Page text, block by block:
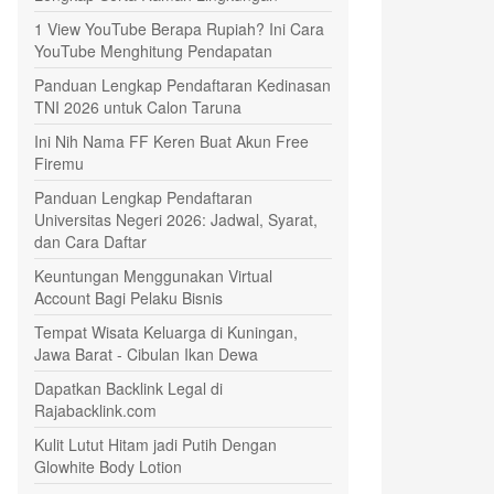
1 View YouTube Berapa Rupiah? Ini Cara
YouTube Menghitung Pendapatan
Panduan Lengkap Pendaftaran Kedinasan
TNI 2026 untuk Calon Taruna
Ini Nih Nama FF Keren Buat Akun Free
Firemu
Panduan Lengkap Pendaftaran
Universitas Negeri 2026: Jadwal, Syarat,
dan Cara Daftar
Keuntungan Menggunakan Virtual
Account Bagi Pelaku Bisnis
Tempat Wisata Keluarga di Kuningan,
Jawa Barat - Cibulan Ikan Dewa
Dapatkan Backlink Legal di
Rajabacklink.com
Kulit Lutut Hitam jadi Putih Dengan
Glowhite Body Lotion